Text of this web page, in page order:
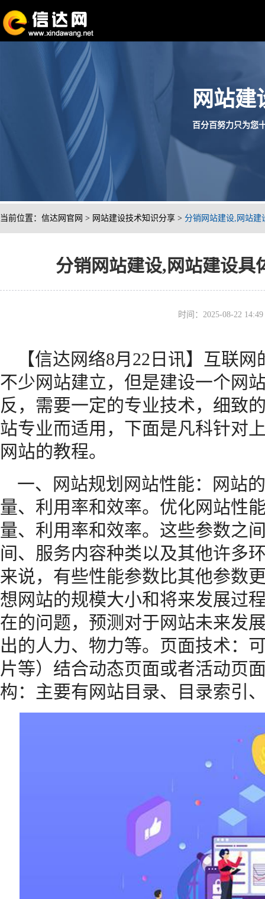
网站建
百分百努力只为您
当前位置： 信达网官网 > 网站建设技术知识分享 > 分销网站建设,网站建
分销网站建设,网站建设具
时间：2025-08-22
【信达网络8月22日讯】互联
不少网站建立，但是建设一个网
反，需要一定的专业技术，细致
站专业而适用，下面是凡科针对
网站的教程。
一、网站规划网站性能：网站
量、利用率和效率。优化网站性
量、利用率和效率。这些参数之
间、服务内容种类以及其他许多
来说，有些性能参数比其他参
想网站的规模大小和将来发展过
在的问题，预测对于网站未来发
出的人力、物力等。页面技术：
片等）结合动态页面或者活动页
构：主要有网站目录、目录索引